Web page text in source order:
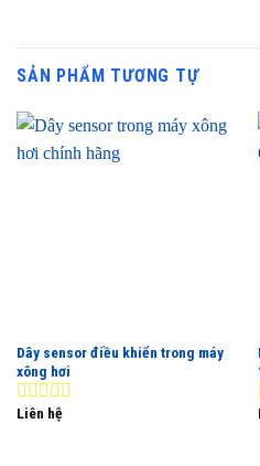
SẢN PHẨM TƯƠNG TỰ
Dây sensor điều khiển trong máy
xông hơi
0
Liên hệ